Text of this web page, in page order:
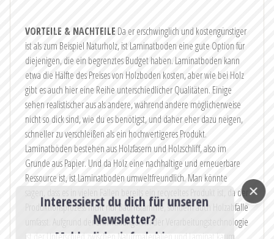
VORTEILE & NACHTEILE Da er erschwinglich und kostengünstiger
ist als zum Beispiel Naturholz, ist Laminatboden eine gute Option für
diejenigen, die ein begrenztes Budget haben. Laminatboden kann
etwa die Hälfte des Preises von Holzboden kosten, aber wie bei Holz
gibt es auch hier eine Reihe unterschiedlicher Qualitäten. Einige
sehen realistischer aus als andere, während andere möglicherweise
nicht so dick sind, wie du es benötigst, und daher eher dazu neigen,
schneller zu verschleißen als ein hochwertigeres Produkt.
Laminatböden bestehen aus Holzfasern und Holzschliff, also im
Grunde aus Papier. Und da Holz eine nachhaltige und erneuerbare
Ressource ist, ist Laminatboden umweltfreundlich. Man könnte
sagen, dass es in vielen Fällen bereits ein recyceltes Produkt ist, da der
Produktionsprozess nicht nur Baumstämme, sondern auch Holzabfälle
umfasst. Aufgrund der Entwicklungen in der Verarbeitungstechnologie
Interessierst du dich für unseren
Newsletter?